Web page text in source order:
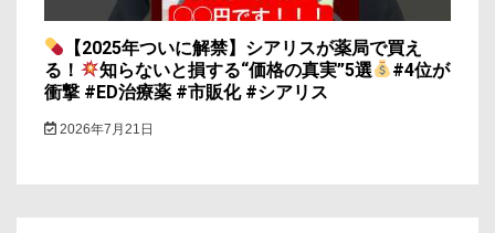
【2025年ついに解禁】シアリスが薬局で買え
る！
知らないと損する“価格の真実”5選
#4位が
衝撃 #ED治療薬 #市販化 #シアリス
2026年7月21日